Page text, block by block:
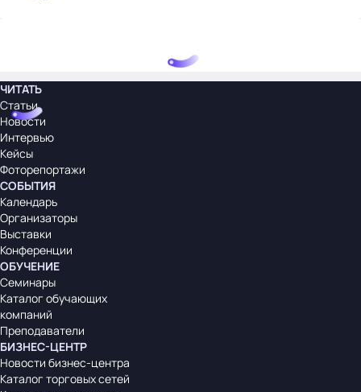
ЧИТАТЬ
Статьи
Новости
Интервью
Кейсы
Фоторепортажи
СОБЫТИЯ
Календарь
Организаторы
Выставки
Конференции
ОБУЧЕНИЕ
Семинары
Каталог обучающих
компаний
Преподаватели
БИЗНЕС-ЦЕНТР
Новости бизнес-центра
Каталог торговых сетей